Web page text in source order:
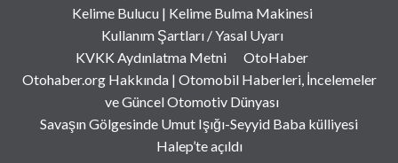
Kelime Bulucu | Kelime Bulma Makinesi
Kullanım Şartları / Yasal Uyarı
KVKK Aydınlatma Metni
OtoHaber
Otohaber.org Hakkında | Otomobil Haberleri, İncelemeler
ve Güncel Otomotiv Dünyası
Savaşın Gölgesinde Umut Işığı-Seyyid Baba külliyesi
Halep’te açıldı